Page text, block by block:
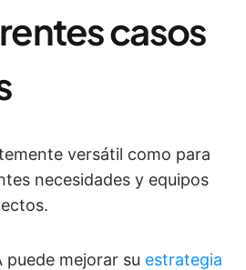
casos
versátil como para
necesidades y equipos
puede mejorar su estrategia